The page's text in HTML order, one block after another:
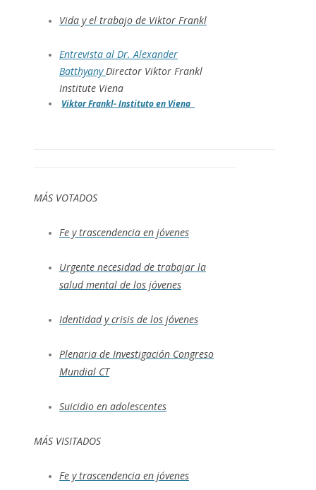
Vida y el trabajo de Viktor Frankl
Entrevista al Dr. Alexander
BatthyanyDirector Viktor Frankl
Institute Viena
Viktor Frankl- Instituto en Viena
MÁS VOTADOS
Fe y trascendencia en jóvenes
Urgente necesidad de trabajar la
salud mental de los jóvenes
Identidad y crisis de los jóvenes
Plenaria de Investigación Congreso
Mundial CT
Suicidio en adolescentes
MÁS VISITADOS
Fe y trascendencia en jóvenes